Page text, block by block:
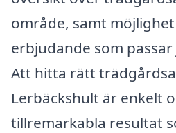
område, samt
erbjudande som
Att hitta rätt
Lerbäckshult är enkelt
tillremarkabla resultat